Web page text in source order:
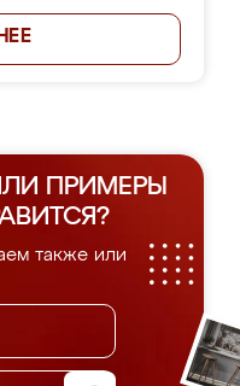
ПРИМЕРЫ
также или